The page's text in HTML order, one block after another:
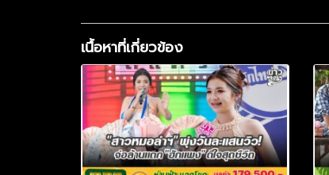
เนื้อหาที่เกี่ยวข้อง